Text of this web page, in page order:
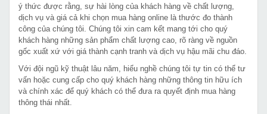
ý thức được rằng, sự hài lòng của khách hàng về chất lượng,
dịch vụ và giá cả khi chọn mua hàng online là thước đo thành
công của chúng tôi. Chúng tôi xin cam kết mang tới cho quý
khách hàng những sản phẩm chất lượng cao, rõ ràng về nguồn
gốc xuất xứ với giá thành cạnh tranh và dịch vụ hậu mãi chu đáo.
Với đội ngũ kỹ thuật lâu năm, hiểu nghề chúng tôi tự tin có thể tư
vấn hoặc cung cấp cho quý khách hàng những thông tin hữu ích
và chính xác để quý khách có thể đưa ra quyết định mua hàng
thông thái nhất.